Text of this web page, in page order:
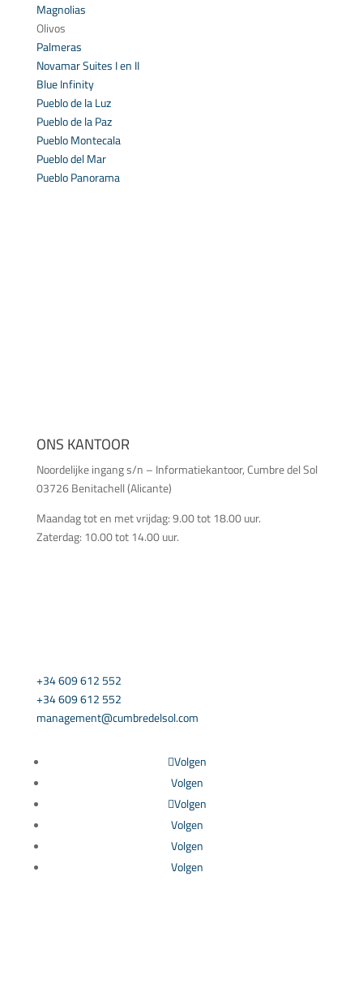
Magnolias
Olivos
Palmeras
Novamar Suites I en II
Blue Infinity
Pueblo de la Luz
Pueblo de la Paz
Pueblo Montecala
Pueblo del Mar
Pueblo Panorama
ONS KANTOOR
Noordelijke ingang s/n – Informatiekantoor, Cumbre del Sol
03726 Benitachell (Alicante)
Maandag tot en met vrijdag: 9.00 tot 18.00 uur.
Zaterdag: 10.00 tot 14.00 uur.
+34 609 612 552
+34 609 612 552
management@cumbredelsol.com
Volgen
Volgen
Volgen
Volgen
Volgen
Volgen